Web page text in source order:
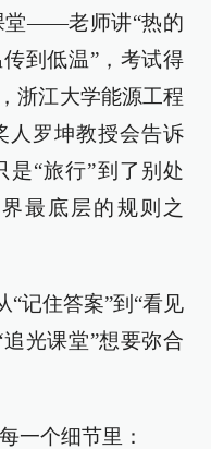
堂——老师讲“热的
到低温”，考试得
浙江大学能源工程
人罗坤教授会告诉
是“旅行”到了别处
最底层的规则之
“记住答案”到“看见
光课堂”想要弥合
一个细节里：